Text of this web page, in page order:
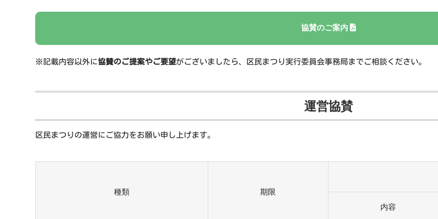
協賛のご案内
※記載内容以外に協賛のご提案やご要望がございましたら、区民まつり実行委員会事務局までご相談ください。
運営協賛
区民まつりの運営にご協力をお願い申し上げます。
種類 期限
内容